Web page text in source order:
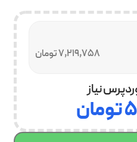
7,219,758 تومان
نیاز
تومان